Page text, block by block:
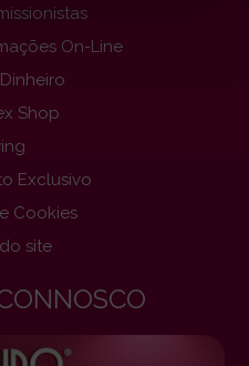
On-Line
Shop
Exclusivo
Cookies
site